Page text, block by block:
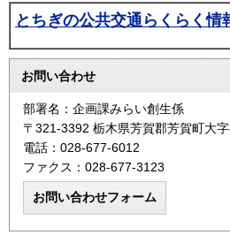
とちぎの公共交通らくらく情
お問い合わせ
部署名：企画課みらい創生係
〒321-3392 栃木県芳賀郡芳賀町大
電話：028-677-6012
ファクス：028-677-3123